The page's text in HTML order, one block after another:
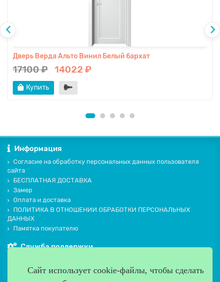
Дверь Верда Альто Винил Белый бархат
17100 ₽ 14022 ₽
Купить
Информация
Согласие на обработку персональных данных пользователя
сайта
БЕСПЛАТНАЯ ДОСТАВКА
Замер
Оплата и доставка
ПОЛИТИКА В ОТНОШЕНИИ ОБРАБОТКИ ПЕРСОНАЛЬНЫХ
ДАННЫХ
Памятка покупателю
Служба поддержки
Производители
Сайт использует cookie-файлы, чтобы сделать